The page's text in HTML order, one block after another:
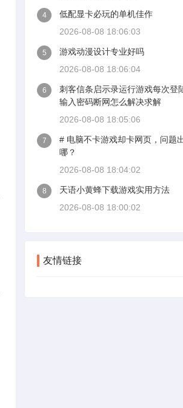
4
低配显卡必玩的单机佳作
2026-08-08 18:06:03
5
游戏动漫设计专业好吗
2026-08-08 18:06:04
6
刺客信条启示录运行游戏每次登
输入密码断网怎么解决求解
2026-08-08 18:05:06
7
# 电脑不卡游戏却卡网页，问题
哪？
2026-08-08 18:04:02
8
天语小黄蜂下载游戏实用方法
2026-08-08 18:00:02
友情链接